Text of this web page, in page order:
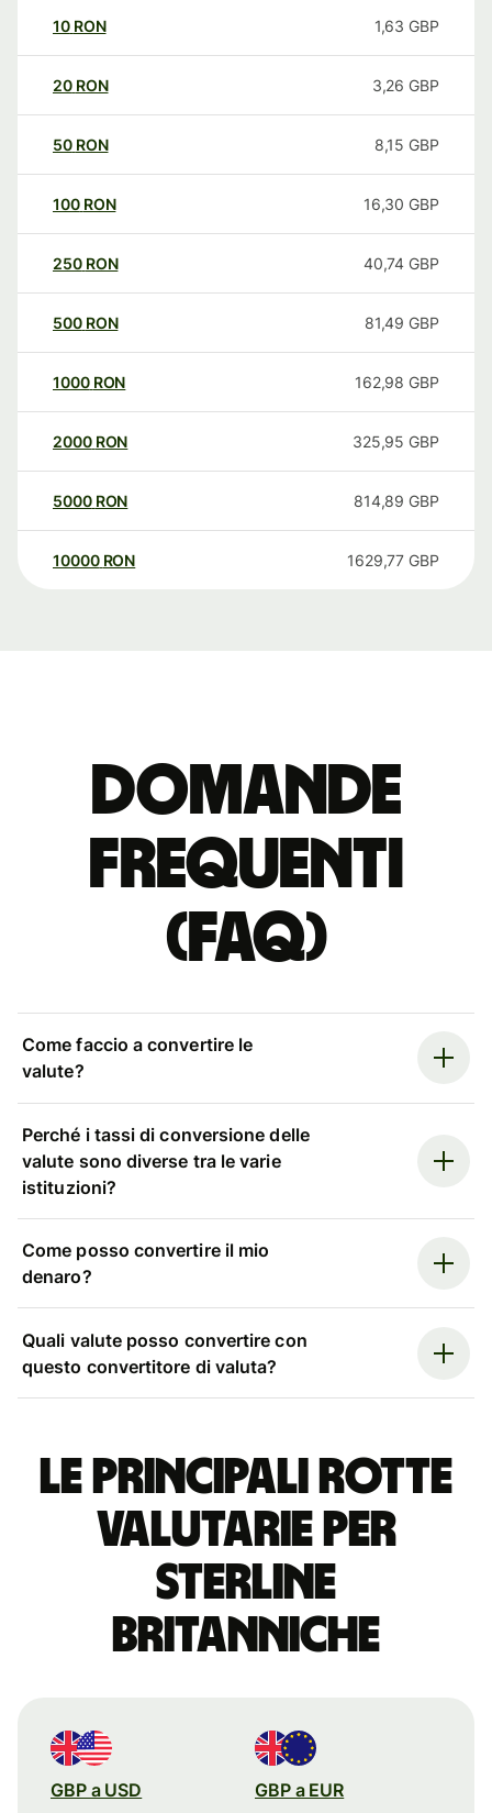
10 RON 1,63 GBP
20 RON 3,26 GBP
50 RON 8,15 GBP
100 RON 16,30 GBP
250 RON 40,74 GBP
500 RON 81,49 GBP
1000 RON 162,98 GBP
2000 RON 325,95 GBP
5000 RON 814,89 GBP
10000 RON 1629,77 GBP
Domande
Frequenti
(FAQ)
Come faccio a convertire le
valute?
Perché i tassi di conversione delle
valute sono diverse tra le varie
istituzioni?
Come posso convertire il mio
denaro?
Quali valute posso convertire con
questo convertitore di valuta?
Le principali rotte
valutarie per
sterline
britanniche
GBP a USD GBP a EUR